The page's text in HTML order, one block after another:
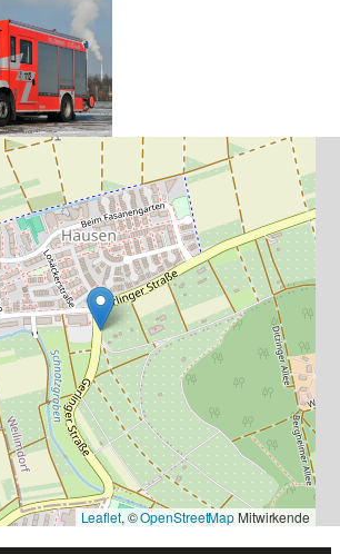
Leaflet, ©OpenStreetMap Mitwirkende